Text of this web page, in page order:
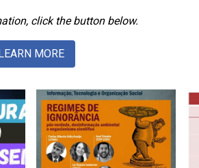
click the button below.
MORE